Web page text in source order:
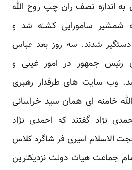
به اندازه نصف ران چپ روح الله
شمشیر سامورایی کشته شد و
دستگیر شدند. سه روز بعد عباس
رئیس جمهور در امور غیبی و
وب سایت های طرفدار رهبری
خامنه ای همان سید خراسانی
نژاد گفتند که احمدی نژاد
امیری فر شاگرد کلاس
جماعت هیات دولت نزدیکترین